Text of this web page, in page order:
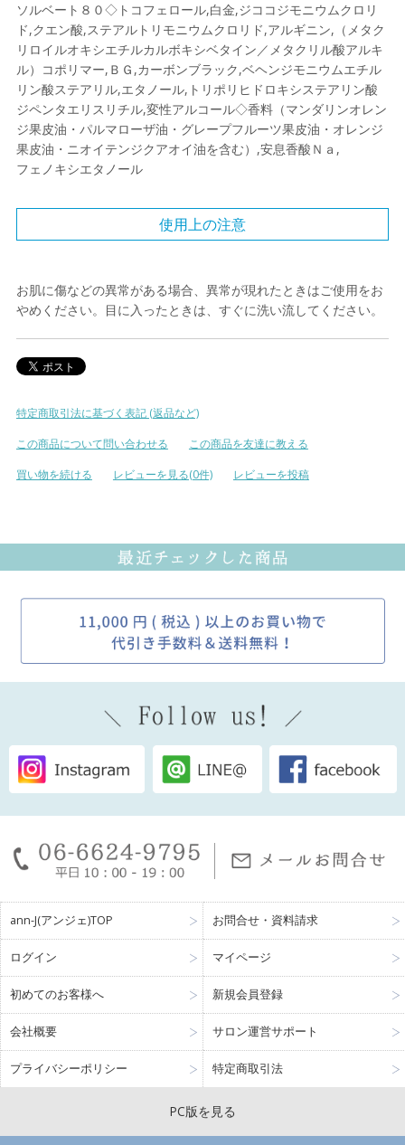
ソルベート８０◇トコフェロール,白金,ジココジモニウムクロリ
ド,クエン酸,ステアルトリモニウムクロリド,アルギニン,（メタク
リロイルオキシエチルカルボキシベタイン／メタクリル酸アルキ
ル）コポリマー,ＢＧ,カーボンブラック,ベヘンジモニウムエチル
リン酸ステアリル,エタノール,トリポリヒドロキシステアリン酸
ジペンタエリスリチル,変性アルコール◇香料（マンダリンオレン
ジ果皮油・パルマローザ油・グレープフルーツ果皮油・オレンジ
果皮油・ニオイテンジクアオイ油を含む）,安息香酸Ｎａ,
フェノキシエタノール
使用上の注意
お肌に傷などの異常がある場合、異常が現れたときはご使用をお
やめください。目に入ったときは、すぐに洗い流してください。
特定商取引法に基づく表記 (返品など)
この商品について問い合わせる
この商品を友達に教える
買い物を続ける
レビューを見る(0件) レビューを投稿
ann-J(アンジェ)TOP お問合せ・資料請求
ログイン マイページ
初めてのお客様へ 新規会員登録
会社概要 サロン運営サポート
プライバシーポリシー 特定商取引法
PC版を見る